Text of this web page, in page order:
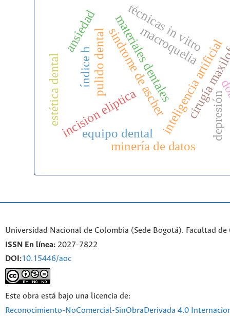
cirugía
inteligencia artificial
sindrome de ascher
macroquelia
incision eliptica
técnicas in vitro
pulido dental
equipo dental
materiales dentales
minería de datos
ansiedad
depresión
estética dental índice h
Universidad Nacional de Colombia (Sede Bogotá). Facultad
ISSN En línea: 2027-7822
DOI:10.15446/aoc
Este obra está bajo una licencia de:
Reconocimiento-NoComercial-SinObraDerivada 4.0